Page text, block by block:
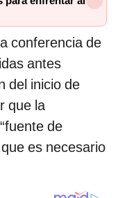
conferencia de
antes
del inicio de
que la
de
es necesario